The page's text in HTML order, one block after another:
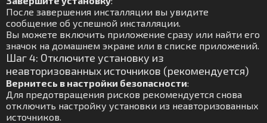
После завершения инсталляции вы увидите
сообщение об успешной инсталляции.
Вы можете включить приложение сразу или найти его
значок на домашнем экране или в списке приложений.
Шаг 4: Отключите установку из
неавторизованных источников (рекомендуется)
Вернитесь в настройки безопасности:
Для предотвращения рисков рекомендуется снова
отключить настройку установки из неавторизованных
источников.